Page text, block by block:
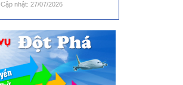
Cập nhật: 27/07/2026